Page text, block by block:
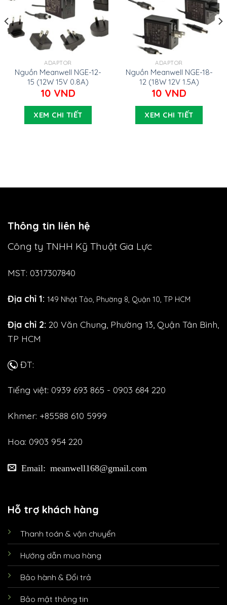
ADAPTOR
Nguồn Meanwell NGE-12-
15 (12W 15V 0.8A)
10 VND
XEM CHI TIẾT
ADAPTOR
Nguồn Meanwell NGE-18-
12 (18W 12V 1.5A)
10 VND
XEM CHI TIẾT
Thông tin liên hệ
Công ty TNHH Kỹ Thuật Gia Lực
MST: 0317307840
Địa chỉ 1: 149 Nhật Tảo, Phường 8, Quận 10, TP HCM
Địa chỉ 2: 20 Văn Chung, Phường 13, Quận Tân Bình,
TP HCM
ĐT:
Tiếng việt: 0939 693 865 - 0903 684 220
Khmer: +85588 610 5999
Hoa: 0903 954 220
Email: meanwell168@gmail.com
Hỗ trợ khách hàng
Thanh toán & vận chuyển
Hướng dẫn mua hàng
Bảo hành & Đổi trả
Bảo mật thông tin